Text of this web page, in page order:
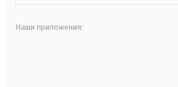
Наши приложения: